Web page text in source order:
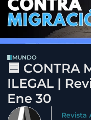
MUNDO
🟦 CONTRA
ILEGAL |
Ene 30
Revista